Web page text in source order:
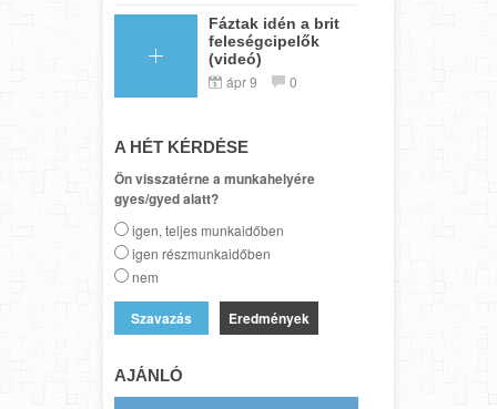
Fáztak idén a brit
feleségcipelők
(videó)
ápr 9 0
A HÉT KÉRDÉSE
Ön visszatérne a munkahelyére
gyes/gyed alatt?
igen, teljes munkaidőben
igen részmunkaidőben
nem
Eredmények
AJÁNLÓ